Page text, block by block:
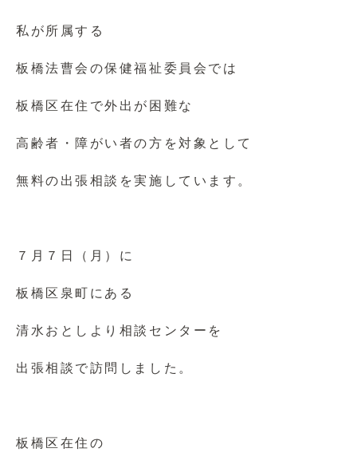
私が所属する
板橋法曹会の保健福祉委員会では
板橋区在住で外出が困難な
高齢者・障がい者の方を対象として
無料の出張相談を実施しています。
７月７日（月）に
板橋区泉町にある
清水おとしより相談センターを
出張相談で訪問しました。
板橋区在住の